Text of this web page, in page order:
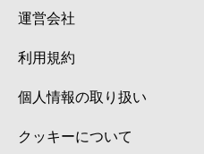
運営会社
利用規約
個人情報の取り扱い
クッキーについて